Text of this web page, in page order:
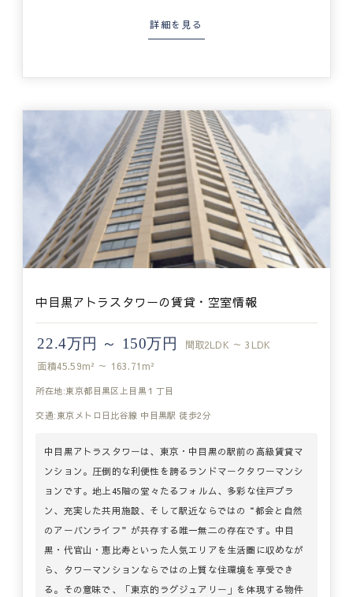
詳細を見る
中目黒アトラスタワーの賃貸・空室情報
22.4万円 ～ 150万円 間取2LDK ～ 3LDK
面積45.59m² ～ 163.71m²
所在地:東京都目黒区上目黒１丁目
交通:東京メトロ日比谷線 中目黒駅 徒歩2分
中目黒アトラスタワーは、東京・中目黒の駅前の高級賃貸マ
ンション。圧倒的な利便性を誇るランドマークタワーマンシ
ョンです。地上45階の堂々たるフォルム、多彩な住戸プラ
ン、充実した共用施設、そして駅近ならではの“都会と自然
のアーバンライフ”が共存する唯一無二の存在です。中目
黒・代官山・恵比寿といった人気エリアを生活圏に収めなが
ら、タワーマンションならではの上質な住環境を享受でき
る。その意味で、「東京的ラグジュアリー」を体現する物件